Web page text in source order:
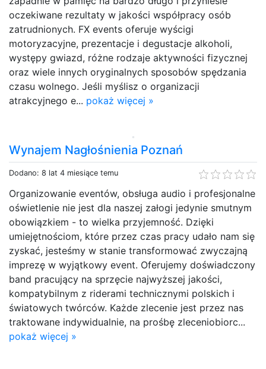
oczekiwane rezultaty w jakości współpracy osób
zatrudnionych. FX events oferuje wyścigi
motoryzacyjne, prezentacje i degustacje alkoholi,
występy gwiazd, różne rodzaje aktywności fizycznej
oraz wiele innych oryginalnych sposobów spędzania
czasu wolnego. Jeśli myślisz o organizacji
atrakcyjnego e... pokaż więcej »
Wynajem Nagłośnienia Poznań
Dodano: 8 lat 4 miesiące temu
Organizowanie eventów, obsługa audio i profesjonalne
oświetlenie nie jest dla naszej załogi jedynie smutnym
obowiązkiem - to wielka przyjemność. Dzięki
umiejętnościom, które przez czas pracy udało nam się
zyskać, jesteśmy w stanie transformować zwyczajną
imprezę w wyjątkowy event. Oferujemy doświadczony
band pracujący na sprzęcie najwyższej jakości,
kompatybilnym z riderami technicznymi polskich i
światowych twórców. Każde zlecenie jest przez nas
traktowane indywidualnie, na prośbę zleceniobiorc...
pokaż więcej »